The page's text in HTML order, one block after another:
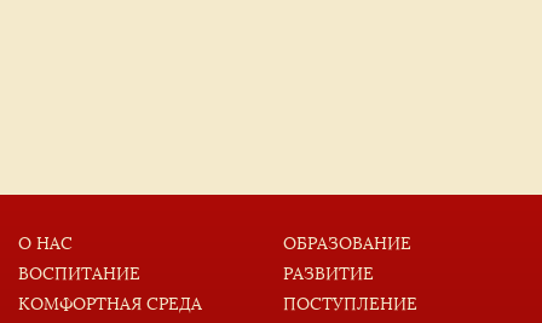
О НАС
ОБРАЗОВАНИЕ
ВОСПИТАНИЕ
РАЗВИТИЕ
КОМФОРТНАЯ СРЕДА
ПОСТУПЛЕНИЕ